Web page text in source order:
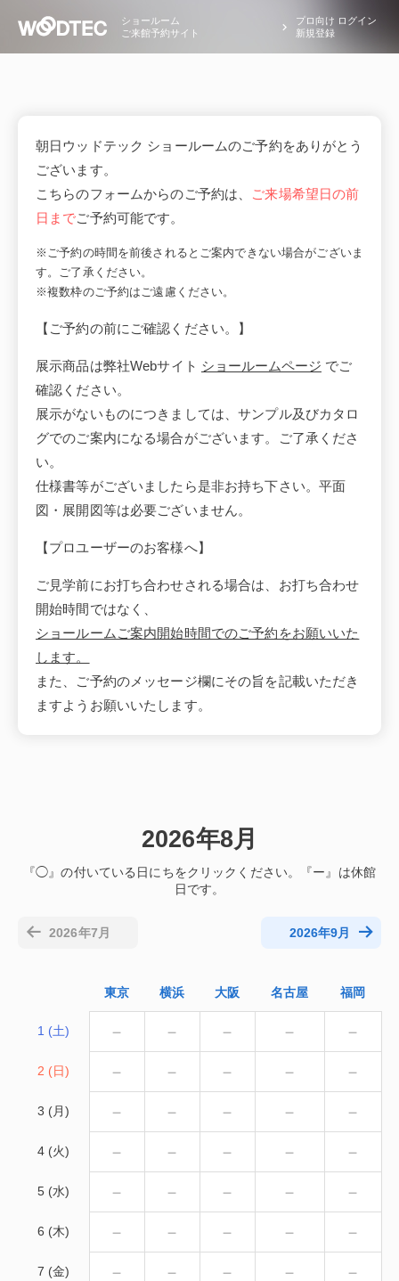
ショールーム
ご来館予約サイト
プロ向け ログイン
新規登録
朝日ウッドテック ショールームのご予約をありがとう
ございます。
こちらのフォームからのご予約は、
ご来場希望日の前
日までご予約可能です。
※ご予約の時間を前後されるとご案内できない場合がございま
す。ご了承ください。
※複数枠のご予約はご遠慮ください。
【ご予約の前にご確認ください。】
展示商品は弊社Webサイト ショールームページ でご
確認ください。
展示がないものにつきましては、サンプル及びカタロ
グでのご案内になる場合がございます。ご了承くださ
い。
仕様書等がございましたら是非お持ち下さい。平面
図・展開図等は必要ございません。
【プロユーザーのお客様へ】
ご見学前にお打ち合わせされる場合は、お打ち合わせ
開始時間ではなく、
ショールームご案内開始時間でのご予約をお願いいた
します。
また、ご予約のメッセージ欄にその旨を記載いただき
ますようお願いいたします。
2026年8月
東京 横浜 大阪 名古屋 福岡
1 (土) － － － － －
2 (日) － － － － －
3 (月) － － － － －
4 (火) － － － － －
5 (水) － － － － －
6 (木) － － － － －
7 (金) － － － － －
2026年7月 2026年9月